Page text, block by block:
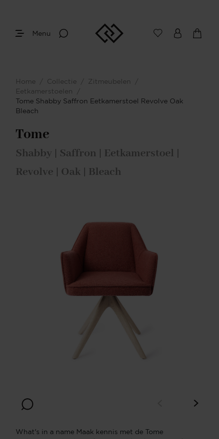
Menu
Home / Collectie / Zitmeubelen
/
Eetkamerstoelen
/
Tome Shabby Saffron Eetkamerstoel Revolve Oak
Bleach
Tome
Shabby | Saffron | Eetkamerstoel |
Revolve | Oak | Bleach
What's in a name Maak kennis met de Tome